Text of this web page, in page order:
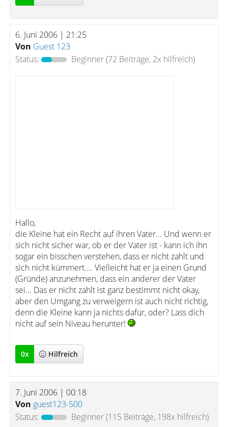
6. Juni 2006 | 21:25
Von Guest 123
Status:
Beginner(72 Beiträge, 2x hilfreich)
Hallo,
die Kleine hat ein Recht auf ihren Vater... Und wenn er
sich nicht sicher war, ob er der Vater ist - kann ich ihn
sogar ein bisschen verstehen, dass er nicht zahlt und
sich nicht kümmert.... Vielleicht hat er ja einen Grund
(Gründe) anzunehmen, dass ein anderer der Vater
sei... Das er nicht zahlt ist ganz bestimmt nicht okay,
aber den Umgang zu verweigern ist auch nicht richtig,
denn die Kleine kann ja nichts dafür, oder? Lass dich
nicht auf sein Niveau herunter!
0x Hilfreich
7. Juni 2006 | 00:18
Von guest123-500
Status:
Beginner(115 Beiträge, 198x hilfreich)